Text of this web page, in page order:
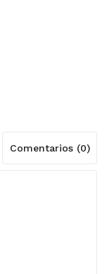
Comentarios (0)